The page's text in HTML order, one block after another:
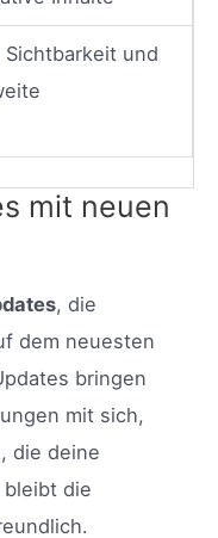
Sichtbarkeit und
mit neuen
, die
dem neuesten
bringen
mit sich,
die deine
bleibt die